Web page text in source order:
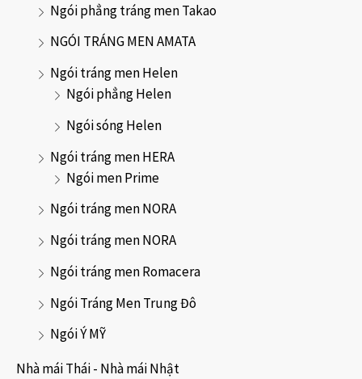
Ngói phẳng tráng men Takao
NGÓI TRÁNG MEN AMATA
Ngói tráng men Helen
Ngói phẳng Helen
Ngói sóng Helen
Ngói tráng men HERA
Ngói men Prime
Ngói tráng men NORA
Ngói tráng men NORA
Ngói tráng men Romacera
Ngói Tráng Men Trung Đô
Ngói Ý MỸ
Nhà mái Thái - Nhà mái Nhật